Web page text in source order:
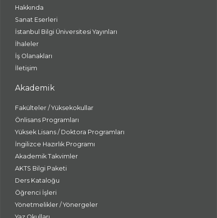
Hakkında
Sanat Eserleri
İstanbul Bilgi Üniversitesi Yayınları
İhaleler
İş Olanakları
İletişim
Akademik
Fakülteler / Yüksekokullar
Önlisans Programları
Yüksek Lisans / Doktora Programları
İngilizce Hazırlık Programı
Akademik Takvimler
AKTS Bilgi Paketi
Ders Kataloğu
Öğrenci İşleri
Yönetmelikler / Yönergeler